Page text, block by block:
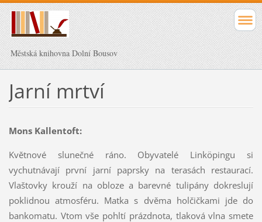
Městská knihovna Dolní Bousov
Jarní mrtví
Mons Kallentoft:
Květnové slunečné ráno. Obyvatelé Linköpingu si
vychutnávají první jarní paprsky na terasách restaurací.
Vlaštovky krouží na obloze a barevné tulipány dokreslují
poklidnou atmosféru. Matka s dvěma holčičkami jde do
bankomatu. Vtom vše pohltí prázdnota, tlaková vlna smete